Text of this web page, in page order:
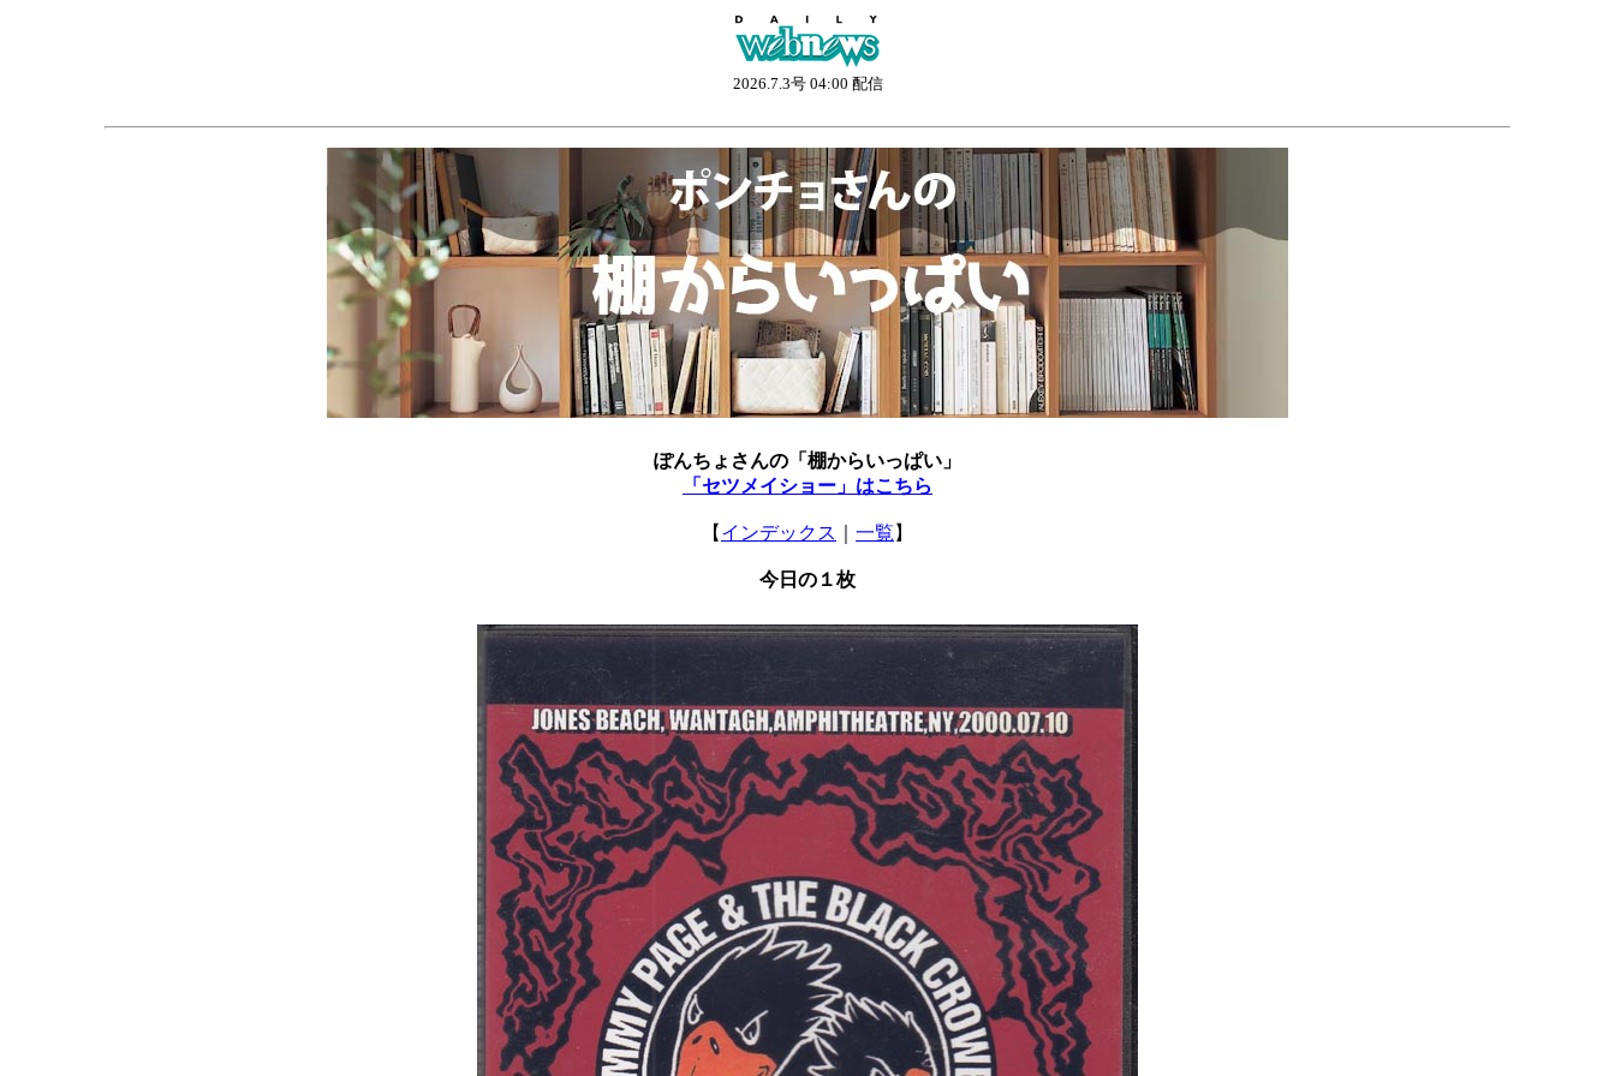
2026.7.3号 04:00 配信
ぽんちょさんの「棚からいっぱい」
「セツメイショー」はこちら
【 インデックス 一覧 】
今日の１枚